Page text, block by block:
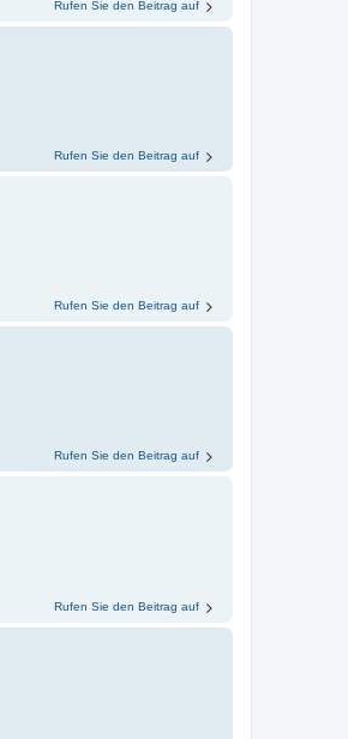
Rufen Sie den Beitrag auf
Rufen Sie den Beitrag auf
Rufen Sie den Beitrag auf
Rufen Sie den Beitrag auf
Rufen Sie den Beitrag auf